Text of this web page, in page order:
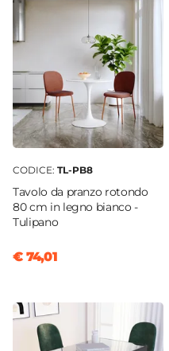
CODICE: TL-PB8
Tavolo da pranzo rotondo
80 cm in legno bianco -
Tulipano
€ 74,01